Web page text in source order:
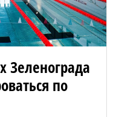
Зеленограда
по